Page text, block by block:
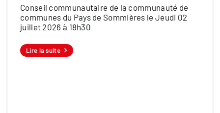
Conseil communautaire de la communauté de
communes du Pays de Sommières le Jeudi 02
juillet 2026 à 18h30
Lire la suite